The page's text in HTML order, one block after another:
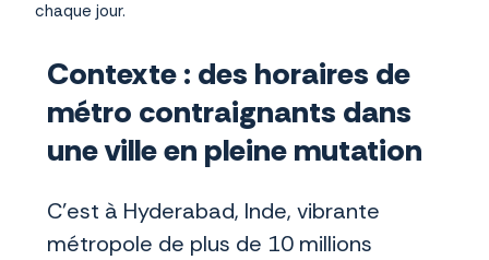
chaque jour.
Contexte : des horaires de
métro contraignants dans
une ville en pleine mutation
C’est à Hyderabad, Inde, vibrante
métropole de plus de 10 millions